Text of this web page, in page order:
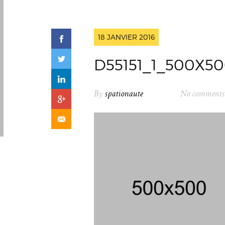
18 JANVIER 2016
By spationaute No comments